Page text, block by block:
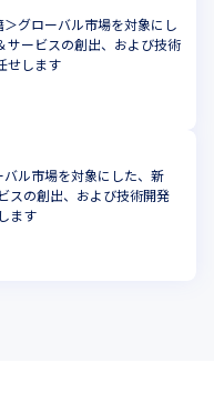
グローバル市場を対象にし
サービスの創出、および技術
せします
ル市場を対象にした、新
スの創出、および技術開発
ます